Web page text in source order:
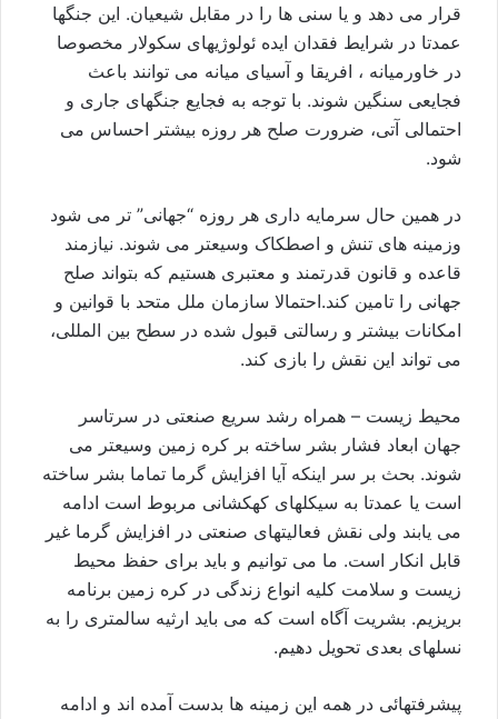
قرار می دهد و يا سنی ها را در مقابل شيعيان. اين جنگها
عمدتا در شرايط فقدان ايده ئولوژيهای سکولار مخصوصا
در خاورميانه ، افريقا و آسيای ميانه می توانند باعث
فجايعی سنگين شوند. با توجه به فجايع جنگهای جاری و
احتمالی آتی، ضرورت صلح هر روزه بيشتر احساس می
شود.
در همين حال سرمايه داری هر روزه “جهانی” تر می شود
وزمينه های تنش و اصطکاک وسيعتر می شوند. نيازمند
قاعده و قانون قدرتمند و معتبری هستيم که بتواند صلح
جهانی را تامين کند.احتمالا سازمان ملل متحد با قوانين و
امکانات بيشتر و رسالتی قبول شده در سطح بين المللی،
می تواند اين نقش را بازی کند.
محيط زيست – همراه رشد سريع صنعتی در سرتاسر
جهان ابعاد فشار بشر ساخته بر کره زمين وسيعتر می
شوند. بحث بر سر اينکه آيا افزايش گرما تماما بشر ساخته
است يا عمدتا به سيکلهای کهکشانی مربوط است ادامه
می يابند ولی نقش فعاليتهای صنعتی در افزايش گرما غير
قابل انکار است. ما می توانيم و بايد برای حفظ محيط
زيست و سلامت کليه انواع زندگی در کره زمين برنامه
بريزيم. بشريت آگاه است که می بايد ارثيه سالمتری را به
نسلهای بعدی تحويل دهيم.
پيشرفتهائی در همه اين زمينه ها بدست آمده اند و ادامه